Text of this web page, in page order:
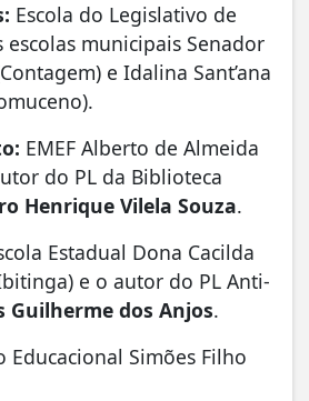
Escola do Legislativo de
escolas municipais Senador
e Idalina Sant’ana
EMEF Alberto de Almeida
do PL da Biblioteca
Henrique Vilela Souza.
Estadual Dona Cacilda
e o autor do PL Anti-
Guilherme dos Anjos.
Educacional Simões Filho